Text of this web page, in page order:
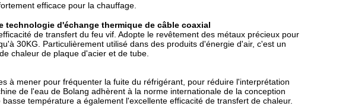
efficace pour la chauffage.
technologie d'échange thermique de câble coaxial
de transfert du feu vif. Adopte le revêtement des métaux précieux pour
30KG. Particulièrement utilisé dans des produits d'énergie d'air, c'est un
chaleur de plaque d'acier et de tube.
à mener pour fréquenter la fuite du réfrigérant, pour réduire l'interprétation
de l'eau de Bolang adhèrent à la norme internationale de la conception
température a également l'excellente efficacité de transfert de chaleur.